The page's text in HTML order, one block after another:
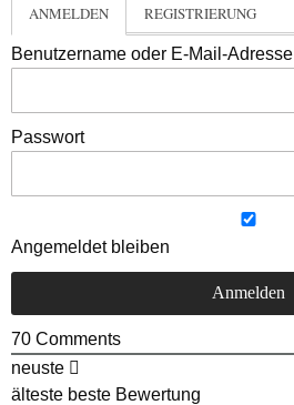
ANMELDEN REGISTRIERUNG
Benutzername oder E-Mail-Adresse
Passwort
Angemeldet bleiben
70 Comments
neuste
älteste beste Bewertung